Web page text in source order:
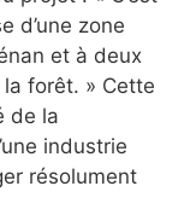
d’une zone
et à deux
forêt. » Cette
de la
industrie
résolument